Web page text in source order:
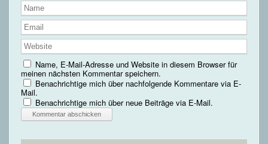
Name, E-Mail-Adresse und Website in diesem Browser für
meinen nächsten Kommentar speichern.
Benachrichtige mich über nachfolgende Kommentare via E-
Mail.
Benachrichtige mich über neue Beiträge via E-Mail.